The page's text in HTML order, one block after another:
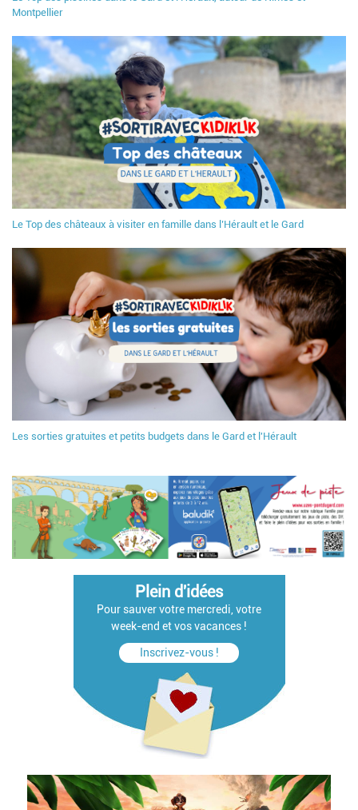
Montpellier
Le Top des châteaux à visiter en famille dans l’Hérault et le Gard
Les sorties gratuites et petits budgets dans le Gard et l'Hérault
Plein d'idées
Pour sauver votre mercredi, votre
week-end et vos vacances !
Inscrivez-vous !